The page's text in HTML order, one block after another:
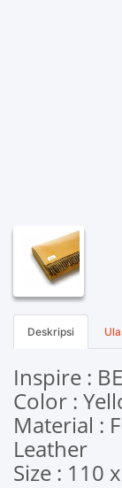
Deskripsi
Inspire :
Color :
Material :
Leather
Size : 110